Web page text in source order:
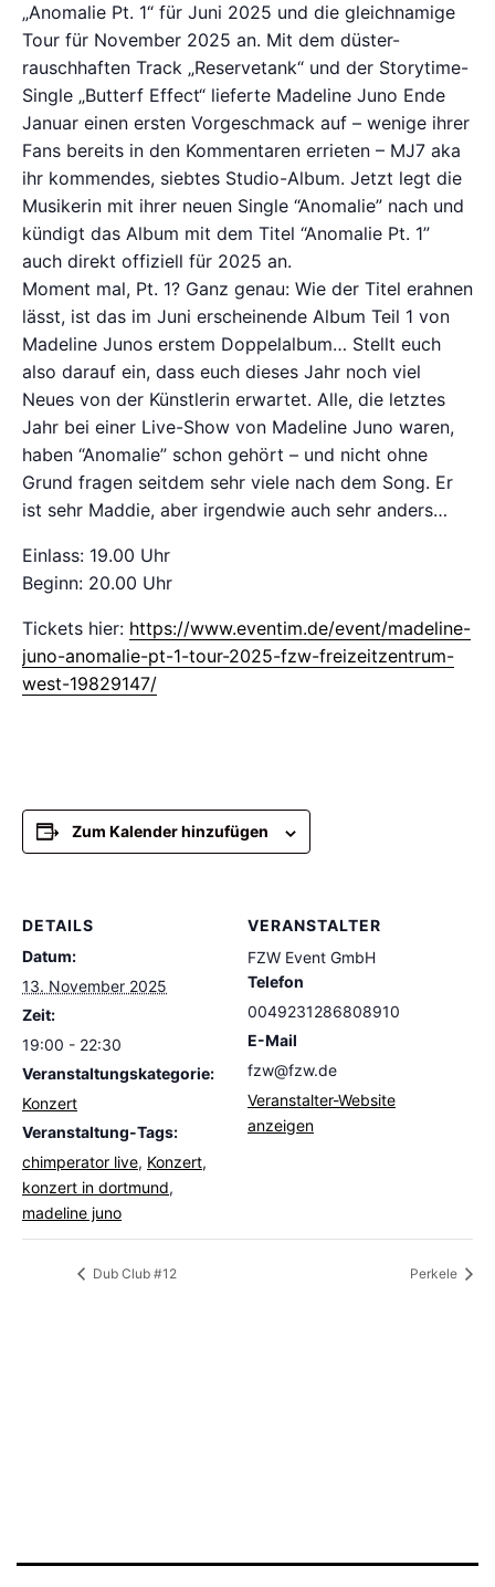
„Anomalie Pt. 1“ für Juni 2025 und die gleichnamige
Tour für November 2025 an. Mit dem düster-
rauschhaften Track „Reservetank“ und der Storytime-
Single „Butterf Effect“ lieferte Madeline Juno Ende
Januar einen ersten Vorgeschmack auf – wenige ihrer
Fans bereits in den Kommentaren errieten – MJ7 aka
ihr kommendes, siebtes Studio-Album. Jetzt legt die
Musikerin mit ihrer neuen Single “Anomalie” nach und
kündigt das Album mit dem Titel “Anomalie Pt. 1”
auch direkt offiziell für 2025 an.
Moment mal, Pt. 1? Ganz genau: Wie der Titel erahnen
lässt, ist das im Juni erscheinende Album Teil 1 von
Madeline Junos erstem Doppelalbum… Stellt euch
also darauf ein, dass euch dieses Jahr noch viel
Neues von der Künstlerin erwartet. Alle, die letztes
Jahr bei einer Live-Show von Madeline Juno waren,
haben “Anomalie” schon gehört – und nicht ohne
Grund fragen seitdem sehr viele nach dem Song. Er
ist sehr Maddie, aber irgendwie auch sehr anders…
Einlass: 19.00 Uhr
Beginn: 20.00 Uhr
Tickets hier: https://www.eventim.de/event/madeline-
juno-anomalie-pt-1-tour-2025-fzw-freizeitzentrum-
west-19829147/
Zum Kalender hinzufügen
DETAILS
Datum:
13. November 2025
Zeit:
19:00 - 22:30
Veranstaltungskategorie:
Konzert
Veranstaltung-Tags:
chimperator live, Konzert,
konzert in dortmund,
madeline juno
VERANSTALTER
FZW Event GmbH
Telefon
0049231286808910
E-Mail
fzw@fzw.de
Veranstalter-Website
anzeigen
Dub Club #12 Perkele